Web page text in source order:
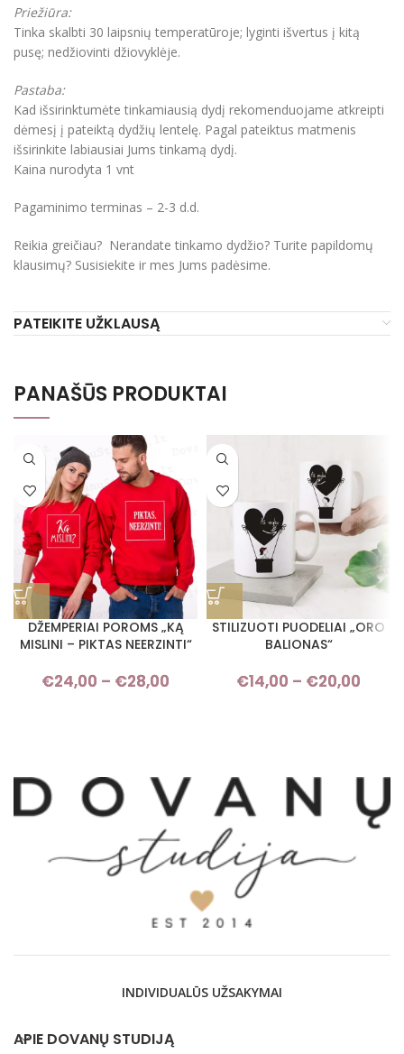
Priežiūra:
Tinka skalbti 30 laipsnių temperatūroje; lyginti išvertus į kitą
pusę; nedžiovinti džiovyklėje.
Pastaba:
Kad išsirinktumėte tinkamiausią dydį rekomenduojame atkreipti
dėmesį į pateiktą dydžių lentelę. Pagal pateiktus matmenis
išsirinkite labiausiai Jums tinkamą dydį.
Kaina nurodyta 1 vnt
Pagaminimo terminas – 2-3 d.d.
Reikia greičiau? Nerandate tinkamo dydžio? Turite papildomų
klausimų? Susisiekite ir mes Jums padėsime.
PATEIKITE UŽKLAUSĄ
PANAŠŪS PRODUKTAI
DŽEMPERIAI POROMS „KĄ
MISLINI – PIKTAS NEERZINTI“
€24,00 – €28,00
Price range: €24,00 through
STILIZUOTI PUODELIAI „ORO
BALIONAS“
€14,00 – €20,00
INDIVIDUALŪS UŽSAKYMAI
APIE DOVANŲ STUDIJĄ